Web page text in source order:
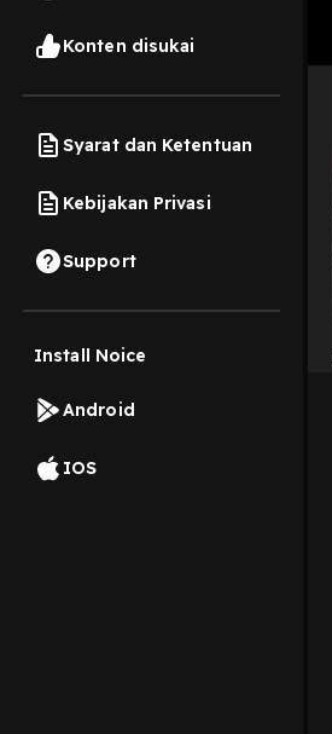
Konten disukai
Syarat dan Ketentuan
Kebijakan Privasi
Support
Install Noice
Android
IOS